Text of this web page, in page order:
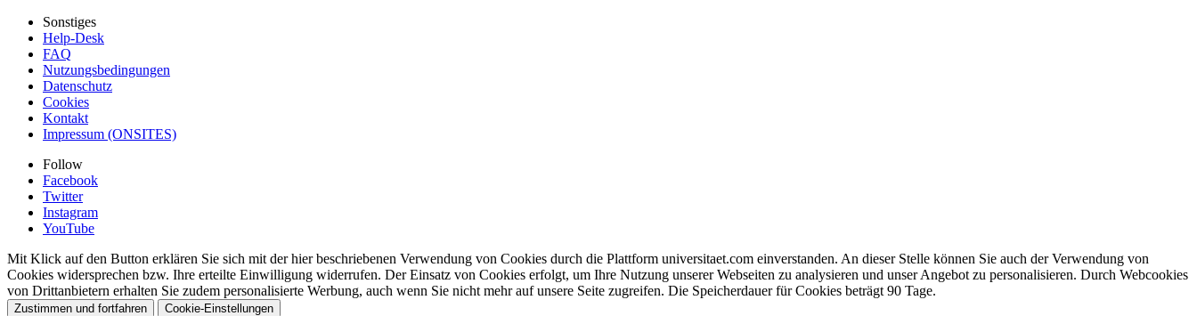
Sonstiges
Help-Desk
FAQ
Nutzungsbedingungen
Datenschutz
Cookies
Kontakt
Impressum (ONSITES)
Follow
Facebook
Twitter
Instagram
YouTube
Mit Klick auf den Button erklären Sie sich mit der hier beschriebenen Verwendung von Cookies durch die Plattform universitaet.com einverstanden. An dieser Stelle können Sie auch der Verwendung von
Cookies widersprechen bzw. Ihre erteilte Einwilligung widerrufen. Der Einsatz von Cookies erfolgt, um Ihre Nutzung unserer Webseiten zu analysieren und unser Angebot zu personalisieren. Durch Webcookies
von Drittanbietern erhalten Sie zudem personalisierte Werbung, auch wenn Sie nicht mehr auf unsere Seite zugreifen. Die Speicherdauer für Cookies beträgt 90 Tage.
Zustimmen und fortfahren Cookie-Einstellungen